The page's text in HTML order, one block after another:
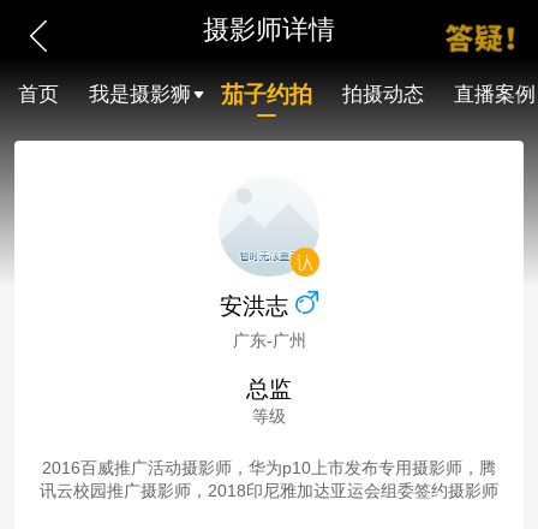
摄影师详情
首页 我是摄影狮 茄子约拍 拍摄动态 直播案例
安洪志
广东-广州
总监
等级
2016百威推广活动摄影师，华为p10上市发布专用摄影师，腾
讯云校园推广摄影师，2018印尼雅加达亚运会组委签约摄影师